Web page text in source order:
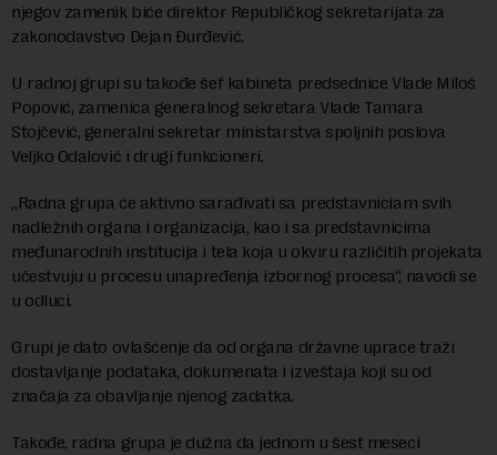
njegov zamenik biće direktor Republičkog sekretarijata za
zakonodavstvo Dejan Đurđević.
U radnoj grupi su takođe šef kabineta predsednice Vlade Miloš
Popović, zamenica generalnog sekretara Vlade Tamara
Stojčević, generalni sekretar ministarstva spoljnih poslova
Veljko Odalović i drugi funkcioneri.
„Radna grupa će aktivno sarađivati sa predstavniciam svih
nadležnih organa i organizacija, kao i sa predstavnicima
međunarodnih institucija i tela koja u okviru različitih projekata
učestvuju u procesu unapređenja izbornog procesa“, navodi se
u odluci.
Grupi je dato ovlašćenje da od organa državne uprace traži
dostavljanje podataka, dokumenata i izveštaja koji su od
značaja za obavljanje njenog zadatka.
Takođe, radna grupa je dužna da jednom u šest meseci